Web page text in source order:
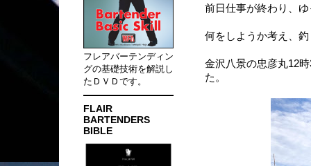
前日仕事が終わり、
何をしようか考え、
金沢八景の忠彦丸12
た。
フレアバーテンディン
グの基礎技術を解説し
たＤＶＤです。
FLAIR
BARTENDERS
BIBLE